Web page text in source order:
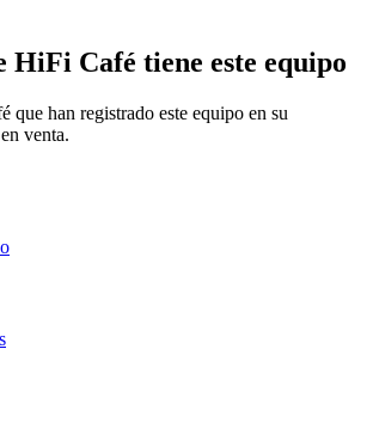
HiFi Café tiene este equipo
que han registrado este equipo en su
venta.